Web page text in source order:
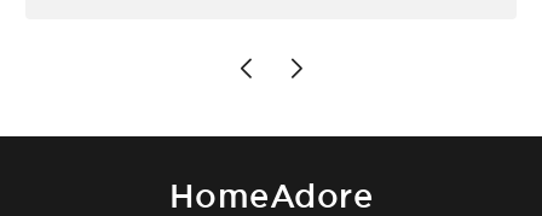
Позже заказывала остальные приборы -
доставили сдэком на следующий день к
отвечает очень быстро. Взаимодействием
HomeAdore